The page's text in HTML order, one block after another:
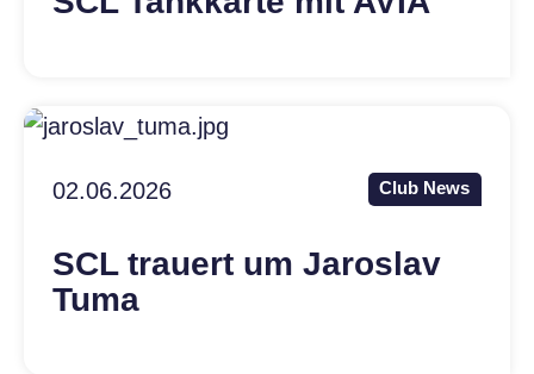
02.06.2026 Club News
SCL trauert um Jaroslav
Tuma